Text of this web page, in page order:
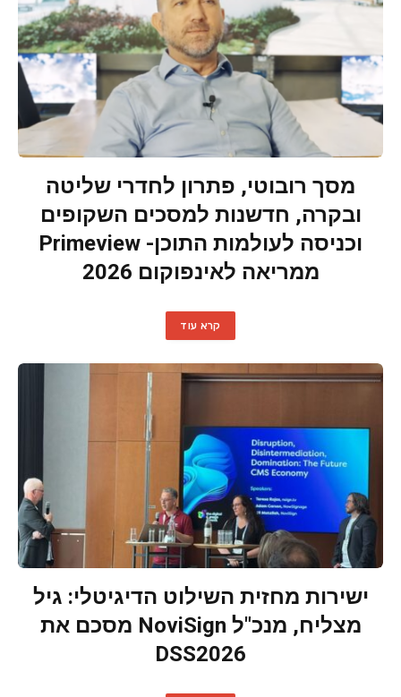
מסך רובוטי, פתרון לחדרי שליטה
ובקרה, חדשנות למסכים השקופים
וכניסה לעולמות התוכן- Primeview
ממריאה לאינפוקום 2026
קרא עוד
ישירות מחזית השילוט הדיגיטלי: גיל
מצליח, מנכ"ל NoviSign מסכם את
DSS2026